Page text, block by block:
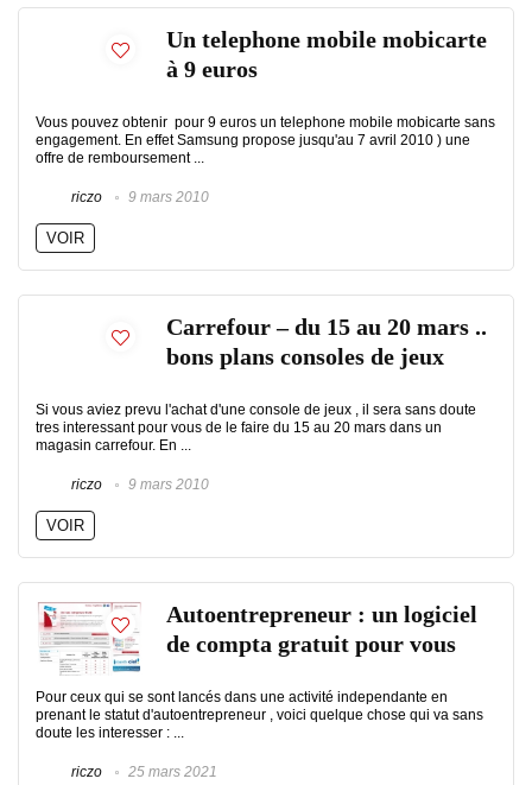
Un telephone mobile mobicarte
à 9 euros
Vous pouvez obtenir pour 9 euros un telephone mobile mobicarte sans
engagement. En effet Samsung propose jusqu'au 7 avril 2010 ) une
offre de remboursement ...
riczo 9 mars 2010
VOIR
Carrefour – du 15 au 20 mars ..
bons plans consoles de jeux
Si vous aviez prevu l'achat d'une console de jeux , il sera sans doute
tres interessant pour vous de le faire du 15 au 20 mars dans un
magasin carrefour. En ...
riczo 9 mars 2010
VOIR
Autoentrepreneur : un logiciel
de compta gratuit pour vous
Pour ceux qui se sont lancés dans une activité independante en
prenant le statut d'autoentrepreneur , voici quelque chose qui va sans
doute les interesser : ...
riczo 25 mars 2021